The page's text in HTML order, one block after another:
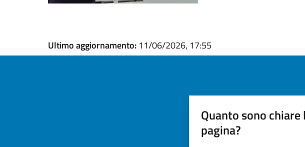
Ultimo aggiornamento: 11/06/2026, 17:55
Quanto sono
pagina?